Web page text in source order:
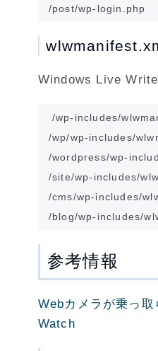
Windows Live
/wp-includes/
/wp/wp-includes/
/wordpress/wp-
/site/wp-includes/
/cms/wp-includes/
参考情報
Webカメラが乗っ
Watch